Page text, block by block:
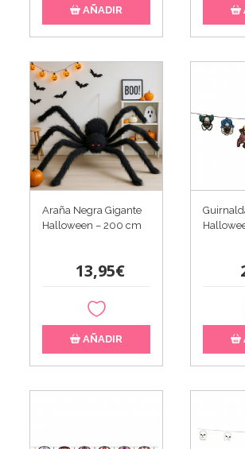
AÑADIR
Araña Negra Gigante
Halloween – 200 cm
13,95€
AÑADIR